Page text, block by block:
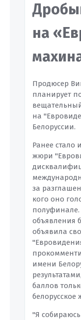
на
Продюсер
планирует
на
Белоруссии.
Ранее стало
жюри
за
кого оно
объявления
объявила
имени
баллов
"Я